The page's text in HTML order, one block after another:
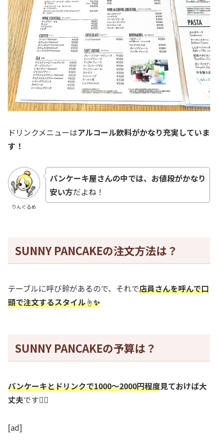
ドリンクメニューはアルコール飲料がかなり充実していま
す！
りんぐるめ
パンケーキ屋さんの中では、お値段がかなり
安い方だよね！
SUNNY PANCAKEの注文方法は？
テーブルに呼び鈴があるので、それで店員さんを呼んで口
頭で注文するスタイル☝️✨
SUNNY PANCAKEの予算は？
パンケーキとドリンクで1000～2000円程度見ておけば大
丈夫です🙆‍♀️
[ad]